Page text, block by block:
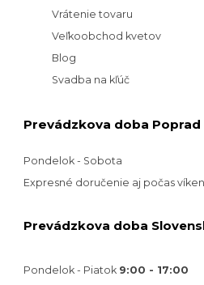
Vrátenie tovaru
Veľkoobchod kvetov
Blog
Svadba na kľúč
Prevádzkova doba
Pondelok - Sobota
Expresné doručenie aj počas
Prevádzkova doba
Pondelok - Piatok 9:00 - 17:00